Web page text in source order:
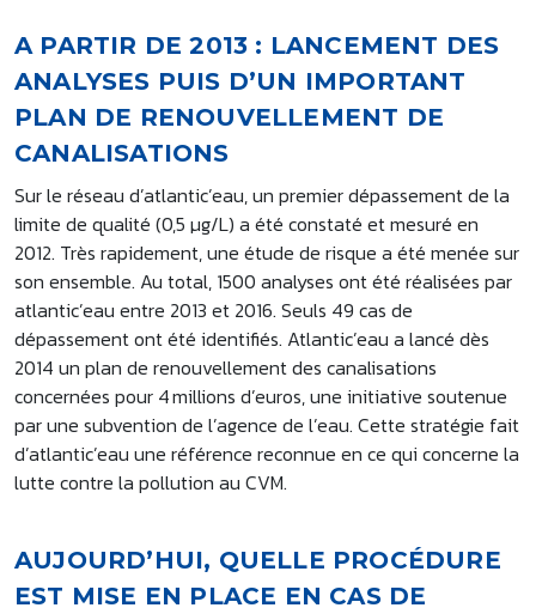
A PARTIR DE 2013 : LANCEMENT DES
ANALYSES PUIS D’UN IMPORTANT
PLAN DE RENOUVELLEMENT DE
CANALISATIONS
Sur le réseau d’atlantic’eau, un premier dépassement de la
limite de qualité (0,5 µg/L) a été constaté et mesuré en
2012. Très rapidement, une étude de risque a été menée sur
son ensemble. Au total, 1500 analyses ont été réalisées par
atlantic’eau entre 2013 et 2016. Seuls 49 cas de
dépassement ont été identifiés. Atlantic’eau a lancé dès
2014 un plan de renouvellement des canalisations
concernées pour 4 millions d’euros, une initiative soutenue
par une subvention de l’agence de l’eau. Cette stratégie fait
d’atlantic’eau une référence reconnue en ce qui concerne la
lutte contre la pollution au CVM.
AUJOURD’HUI, QUELLE PROCÉDURE
EST MISE EN PLACE EN CAS DE